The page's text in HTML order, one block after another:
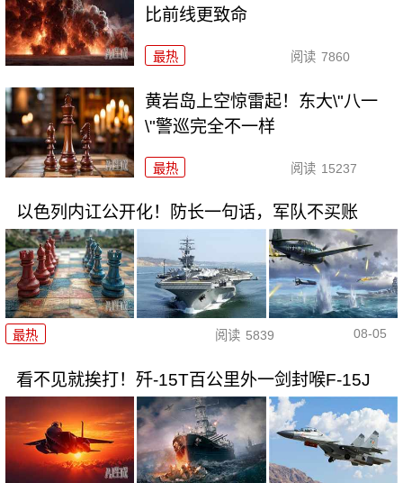
比前线更致命
最热 阅读 7860
黄岩岛上空惊雷起！东大\"八一
\"警巡完全不一样
最热 阅读 15237
以色列内讧公开化！防长一句话，军队不买账
最热 阅读 5839 08-05
看不见就挨打！歼-15T百公里外一剑封喉F-15J